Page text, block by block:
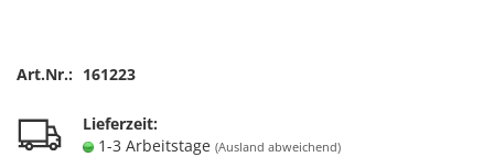
Art.Nr.: 161223
Lieferzeit:
1-3 Arbeitstage (Ausland abweichend)